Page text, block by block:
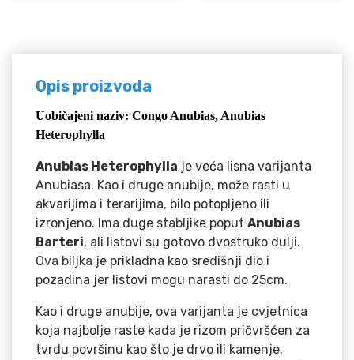
Opis proizvoda
Uobičajeni naziv: Congo Anubias, Anubias
Heterophylla
Anubias Heterophylla je veća lisna varijanta
Anubiasa. Kao i druge anubije, može rasti u
akvarijima i terarijima, bilo potopljeno ili
izronjeno. Ima duge stabljike poput Anubias
Barteri, ali listovi su gotovo dvostruko dulji.
Ova biljka je prikladna kao središnji dio i
pozadina jer listovi mogu narasti do 25cm.
Kao i druge anubije, ova varijanta je cvjetnica
koja najbolje raste kada je rizom pričvršćen za
tvrdu površinu kao što je drvo ili kamenje.